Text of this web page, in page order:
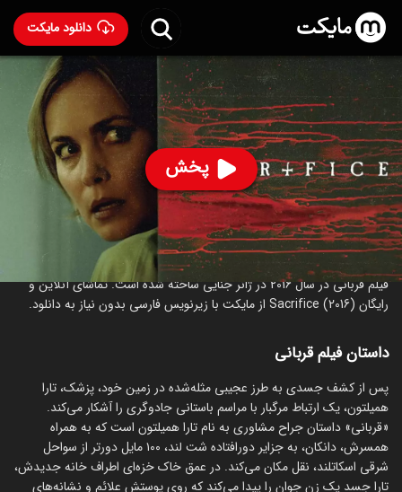
دانلود مایکت
پخش
فیلم قربانی
۷۲ 70%
ساخت ایرلند سال 2016
رده سنی ۱۸+
جنایی
ترسناک
درباره فیلم قربانی
فیلم قربانی در سال 2016 در ژانر جنایی ساخته شده است. تماشای آنلاین و
رایگان Sacrifice (2016) از مایکت با زیرنویس فارسی بدون نیاز به دانلود.
داستان فیلم قربانی
پس از کشف جسدی به طرز عجیبی مثله‌شده در زمین خود، پزشک، تارا
همیلتون، یک ارتباط مرگبار با مراسم باستانی جادوگری را آشکار می‌کند.
«قربانی» داستان جراح مشاوری به نام تارا همیلتون است که به همراه
همسرش، دانکان، به جزایر دورافتاده شت لند، ۱۰۰ مایل دورتر از سواحل
شرقی اسکاتلند، نقل مکان می‌کند. در عمق خاک خزه‌ای اطراف خانه جدیدش،
تارا جسد یک زن جوان را پیدا می‌کند که روی پوستش علائم و نشانه‌های